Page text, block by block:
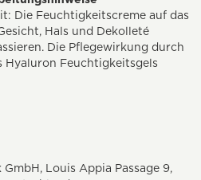
Die Feuchtigkeitscreme auf das
Hals und Dekolleté
Die Pflegewirkung durch
Hyaluron Feuchtigkeitsgels
Louis Appia Passage 9,